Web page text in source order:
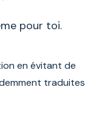
pour toi.
en évitant de
traduites